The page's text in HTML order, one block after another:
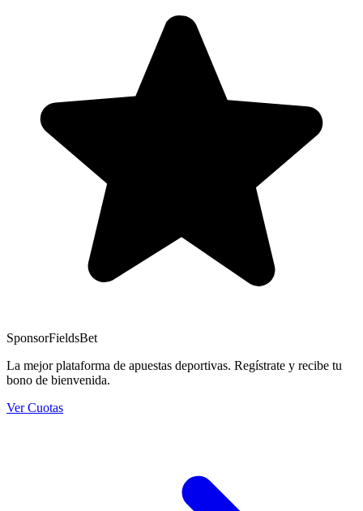
SponsorFieldsBet
La mejor plataforma de apuestas deportivas. Regístrate y recibe tu
bono de bienvenida.
Ver Cuotas